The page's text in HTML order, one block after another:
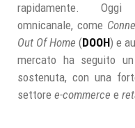
rapidamente.
omnicanale, come
Out Of Home (DOOH) e
mercato ha seguito
sostenuta, con una
settore e-commerce e